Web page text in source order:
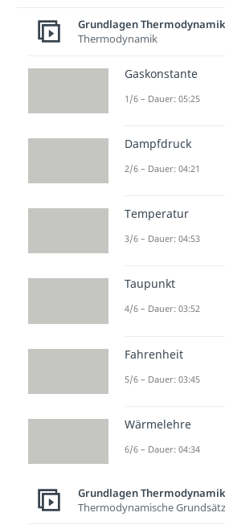
Gleichgewicht
von
diatherme
Grundlagen Thermodynamik
Thermodynamik
Gaskonstante
1/6 – Dauer: 05:25
Dampfdruck
2/6 – Dauer: 04:21
Temperatur
3/6 – Dauer: 04:53
Taupunkt
4/6 – Dauer: 03:52
Fahrenheit
5/6 – Dauer: 03:45
Wärmelehre
6/6 – Dauer: 04:34
Grundlagen Thermodynamik
Thermodynamische